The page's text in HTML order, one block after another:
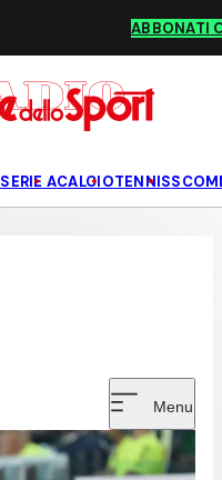
ABBONATI
ACALCIOTENNIS
Menu